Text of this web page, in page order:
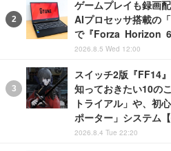
ゲームプレイも録画
AIプロセッサ搭載の
で『Forza Horizon 6
2026.8.5 Wed 12:00
スイッチ2版『FF14
知っておきたい10の
トライアル」や、初
ポーター」システム【
2026.8.4 Tue 22:20